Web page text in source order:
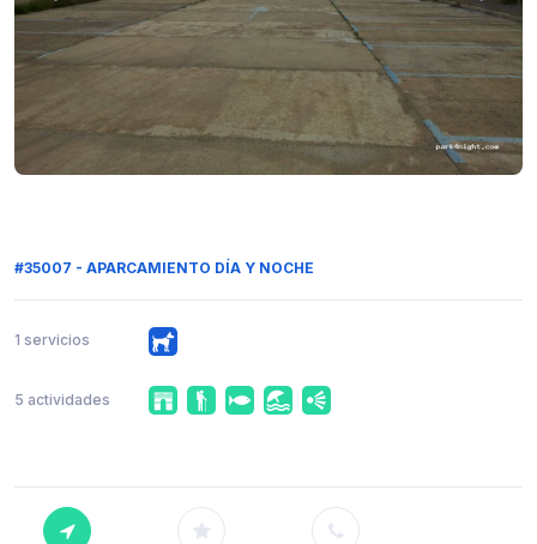
#35007 - APARCAMIENTO DÍA Y NOCHE
1 servicios
5 actividades